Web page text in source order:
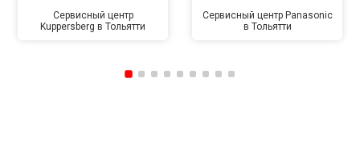
Сервисный центр
Kuppersberg в Тольятти
Сервисный центр Panasonic
в Тольятти